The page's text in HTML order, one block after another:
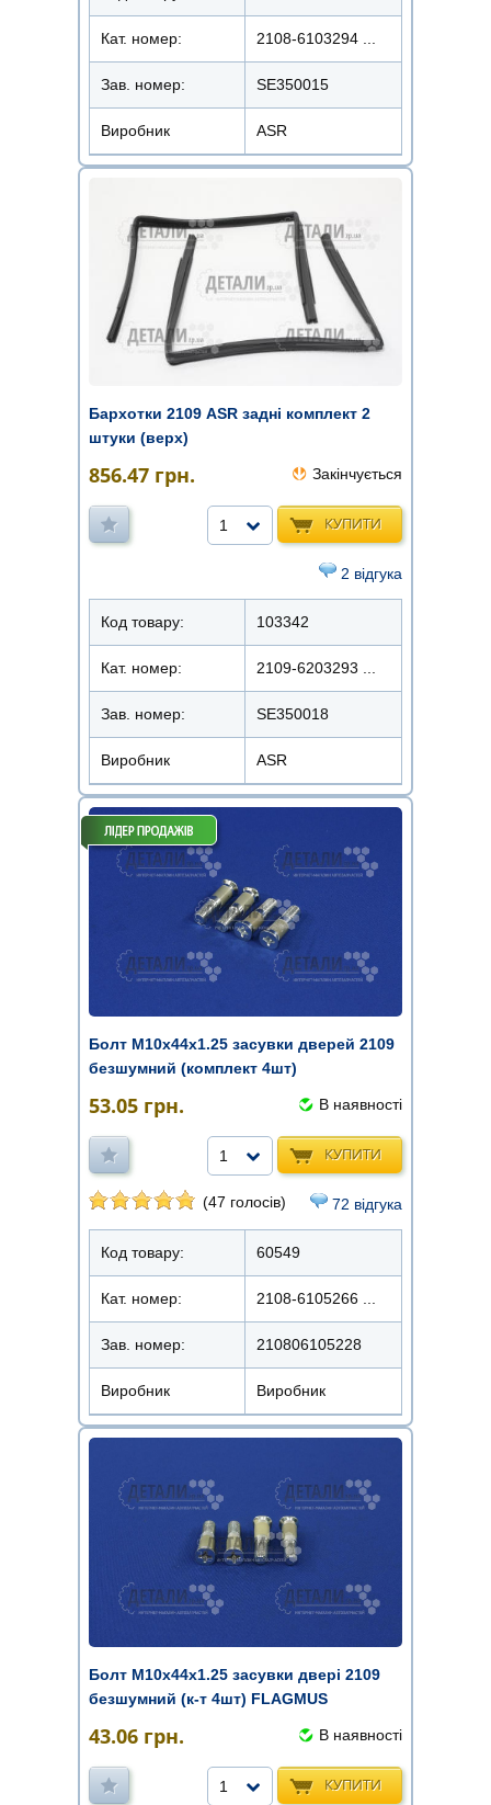
Кат. номер: 2108-6103294 ...
Зав. номер: SE350015
Виробник ASR
Бархотки 2109 ASR задні комплект 2
штуки (верх)
856.47 грн. Закінчується
КУПИТИ
1
2 відгука
Код товару: 103342
Кат. номер: 2109-6203293 ...
Зав. номер: SE350018
Виробник ASR
Болт М10х44х1.25 засувки дверей 2109
безшумний (комплект 4шт)
53.05 грн. В наявності
КУПИТИ
1
(47 голосів) 72 відгука
Код товару: 60549
Кат. номер: 2108-6105266 ...
Зав. номер: 210806105228
Виробник Виробник
Болт М10х44х1.25 засувки двері 2109
безшумний (к-т 4шт) FLAGMUS
43.06 грн. В наявності
КУПИТИ
1